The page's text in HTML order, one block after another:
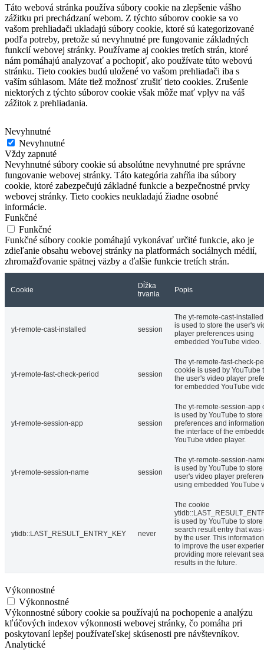
Táto webová stránka používa súbory cookie na zlepšenie vášho
zážitku pri prechádzaní webom. Z týchto súborov cookie sa vo
vašom prehliadači ukladajú súbory cookie, ktoré sú kategorizované
podľa potreby, pretože sú nevyhnutné pre fungovanie základných
funkcií webovej stránky. Používame aj cookies tretích strán, ktoré
nám pomáhajú analyzovať a pochopiť, ako používate túto webovú
stránku. Tieto cookies budú uložené vo vašom prehliadači iba s
vaším súhlasom. Máte tiež možnosť zrušiť tieto cookies. Zrušenie
niektorých z týchto súborov cookie však môže mať vplyv na váš
zážitok z prehliadania.
Nevyhnutné
Nevyhnutné
Vždy zapnuté
Nevyhnutné súbory cookie sú absolútne nevyhnutné pre správne
fungovanie webovej stránky. Táto kategória zahŕňa iba súbory
cookie, ktoré zabezpečujú základné funkcie a bezpečnostné prvky
webovej stránky. Tieto cookies neukladajú žiadne osobné
informácie.
Funkčné
Funkčné
Funkčné súbory cookie pomáhajú vykonávať určité funkcie, ako je
zdieľanie obsahu webovej stránky na platformách sociálnych médií,
zhromažďovanie spätnej väzby a ďalšie funkcie tretích strán.
Cookie
Dĺžka
trvania
Popis
yt-remote-cast-installed session
The yt-remote-cast-
is used to store the user's
player preferences using
embedded YouTube video.
yt-remote-fast-check-period session
The yt-remote-fast-check-
cookie is used by YouTube
the user's video player
for embedded YouTube
yt-remote-session-app session
The yt-remote-session-app
is used by YouTube to
preferences and
the interface of the
YouTube video player.
yt-remote-session-name session
The yt-remote-session-
is used by YouTube to
user's video player
using embedded YouTube
ytidb::LAST_RESULT_ENTRY_KEY never
The cookie
is used by YouTube to
search result entry that was
by the user. This
to improve the user
providing more relevant
results in the future.
Výkonnostné
Výkonnostné
Výkonnostné súbory cookie sa používajú na pochopenie a analýzu
kľúčových indexov výkonnosti webovej stránky, čo pomáha pri
poskytovaní lepšej používateľskej skúsenosti pre návštevníkov.
Analytické